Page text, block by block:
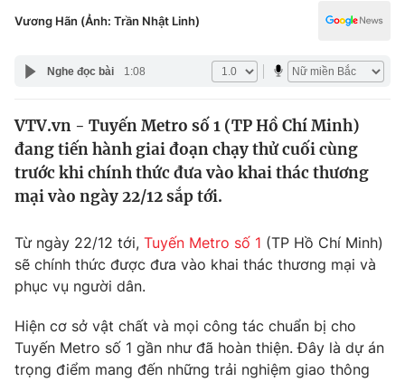
Xã hội
Y tế
Thế giới
Thế giới đó đây
Kinh tế
Tài chính
Thị trường
Góc doanh nghiệp
Dữ liệu và đời sống
Truyền hình
Văn hóa - Giải trí
Đời sống
Giáo dục
Vương Hãn (Ảnh: Trần Nhật Linh)
Nghe đọc bài 1:08
VTV.vn - Tuyến Metro số 1 (TP Hồ Chí Minh)
đang tiến hành giai đoạn chạy thử cuối cùng
trước khi chính thức đưa vào khai thác thương
mại vào ngày 22/12 sắp tới.
Từ ngày 22/12 tới, Tuyến Metro số 1 (TP Hồ Chí Minh)
sẽ chính thức được đưa vào khai thác thương mại và
phục vụ người dân.
Hiện cơ sở vật chất và mọi công tác chuẩn bị cho
Tuyến Metro số 1 gần như đã hoàn thiện. Đây là dự án
trọng điểm mang đến những trải nghiệm giao thông